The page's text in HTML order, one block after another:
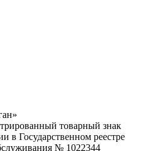
товарный знак
в Государственном реестре
№ 1022344